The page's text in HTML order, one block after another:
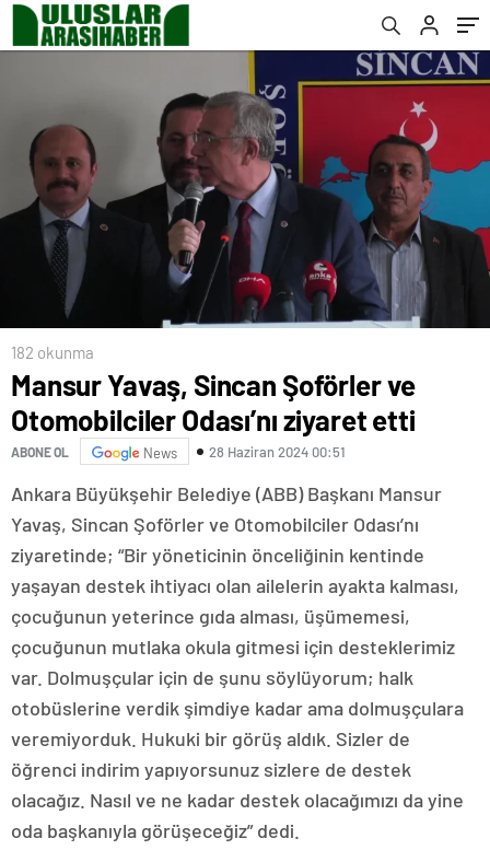
182 okunma
Mansur Yavaş, Sincan Şoförler ve
Otomobilciler Odası’nı ziyaret etti
ABONE OL News 28 Haziran 2024 00:51
Ankara Büyükşehir Belediye (ABB) Başkanı Mansur
Yavaş, Sincan Şoförler ve Otomobilciler Odası’nı
ziyaretinde; “Bir yöneticinin önceliğinin kentinde
yaşayan destek ihtiyacı olan ailelerin ayakta kalması,
çocuğunun yeterince gıda alması, üşümemesi,
çocuğunun mutlaka okula gitmesi için desteklerimiz
var. Dolmuşçular için de şunu söylüyorum; halk
otobüslerine verdik şimdiye kadar ama dolmuşçulara
veremiyorduk. Hukuki bir görüş aldık. Sizler de
öğrenci indirim yapıyorsunuz sizlere de destek
olacağız. Nasıl ve ne kadar destek olacağımızı da yine
oda başkanıyla görüşeceğiz” dedi.